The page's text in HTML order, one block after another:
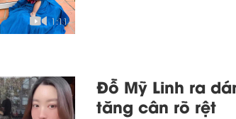
1:11
Đỗ Mỹ Linh ra
tăng cân rõ rệt